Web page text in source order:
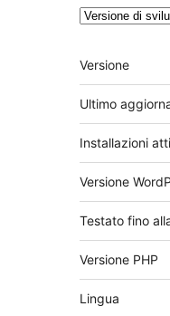
Meta
Versione
Ultimo
Installazioni
Versione
Testato fino
Versione PHP
Lingua